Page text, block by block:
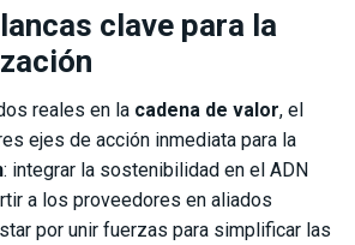
clave para la
reales en la cadena de valor, el
ejes de acción inmediata para la
: integrar la sostenibilidad en el ADN
a los proveedores en aliados
por unir fuerzas para simplificar las